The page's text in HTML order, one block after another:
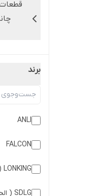
برند
ANLI
FALCON
LONKING ( تیراژه ماشین )
SDLG ( الجی )